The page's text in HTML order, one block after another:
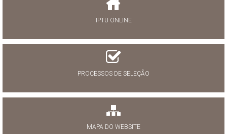
IPTU ONLINE
PROCESSOS DE SELEÇÃO
MAPA DO WEBSITE